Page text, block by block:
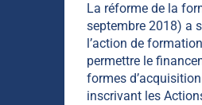
La réforme de la
septembre 2018) a
l’action de
permettre le
formes
inscrivant les